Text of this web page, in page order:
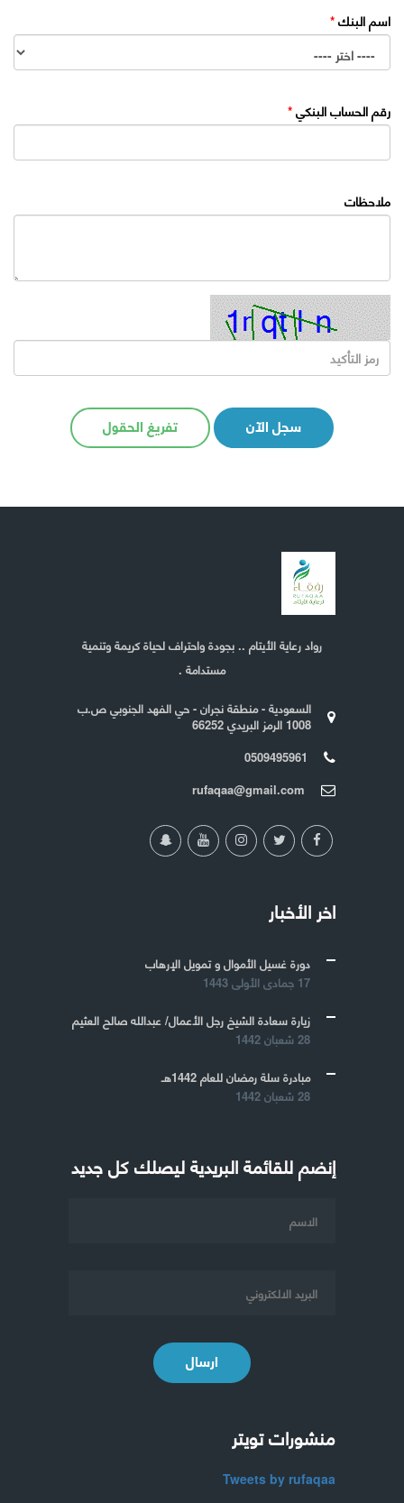
اسم البنك *
رقم الحساب البنكي *
ملاحظات
سجل الآن تفريغ الحقول
رواد رعاية الأيتام .. بجودة واحتراف لحياة كريمة وتنمية
مستدامة .
السعودية - منطقة نجران - حي الفهد الجنوبي ص.ب
1008 الرمز البريدي 66252
0509495961
rufaqaa@gmail.com
اخر الأخبار
دورة غسيل الأموال و تمويل الإرهاب
17 جمادى الأولى 1443
زيارة سعادة الشيخ رجل الأعمال/ عبدالله صالح العثيم
28 شعبان 1442
مبادرة سلة رمضان للعام 1442هـ
28 شعبان 1442
إنضم للقائمة البريدية ليصلك كل جديد
ارسال
منشورات تويتر
Tweets by rufaqaa